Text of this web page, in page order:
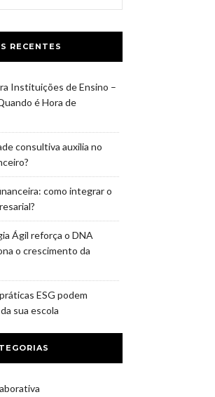
RECENTES
Instituições de Ensino –
é Hora de
consultiva auxilia no
como integrar o
Ágil reforça o DNA
o crescimento da
ESG podem
sua escola